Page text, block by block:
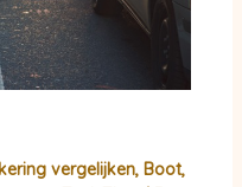
vergelijken, Boot,